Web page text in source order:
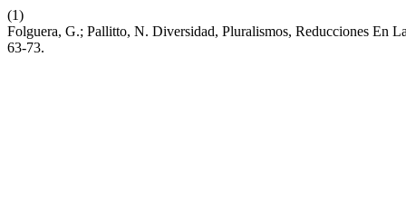
(1)
Folguera, G.; Pallitto, N. Diversidad, Pluralismos, Reducciones En
63-73.